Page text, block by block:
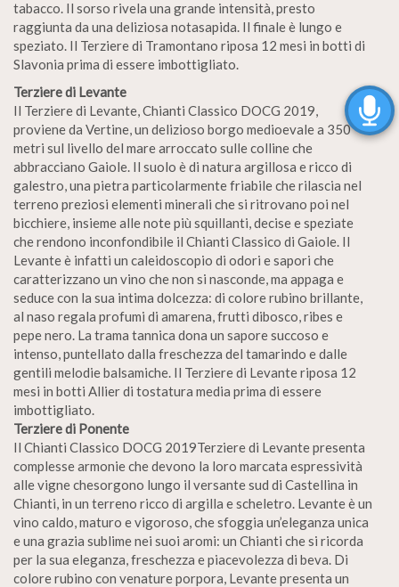
tabacco. Il sorso rivela una grande intensità, presto
raggiunta da una deliziosa notasapida. Il finale è lungo e
speziato. Il Terziere di Tramontano riposa 12 mesi in botti di
Slavonia prima di essere imbottigliato.
Terziere di Levante
Il Terziere di Levante, Chianti Classico DOCG 2019,
proviene da Vertine, un delizioso borgo medioevale a 350
metri sul livello del mare arroccato sulle colline che
abbracciano Gaiole. Il suolo è di natura argillosa e ricco di
galestro, una pietra particolarmente friabile che rilascia nel
terreno preziosi elementi minerali che si ritrovano poi nel
bicchiere, insieme alle note più squillanti, decise e speziate
che rendono inconfondibile il Chianti Classico di Gaiole. Il
Levante è infatti un caleidoscopio di odori e sapori che
caratterizzano un vino che non si nasconde, ma appaga e
seduce con la sua intima dolcezza: di colore rubino brillante,
al naso regala profumi di amarena, frutti dibosco, ribes e
pepe nero. La trama tannica dona un sapore succoso e
intenso, puntellato dalla freschezza del tamarindo e dalle
gentili melodie balsamiche. Il Terziere di Levante riposa 12
mesi in botti Allier di tostatura media prima di essere
imbottigliato.
Terziere di Ponente
Il Chianti Classico DOCG 2019Terziere di Levante presenta
complesse armonie che devono la loro marcata espressività
alle vigne chesorgono lungo il versante sud di Castellina in
Chianti, in un terreno ricco di argilla e scheletro. Levante è un
vino caldo, maturo e vigoroso, che sfoggia un’eleganza unica
e una grazia sublime nei suoi aromi: un Chianti che si ricorda
per la sua eleganza, freschezza e piacevolezza di beva. Di
colore rubino con venature porpora, Levante presenta un